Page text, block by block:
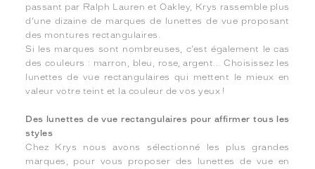
passant par Ralph Lauren et Oakley, Krys rassemble plus
d’une dizaine de marques de lunettes de vue proposant
des montures rectangulaires.
Si les marques sont nombreuses, c’est également le cas
des couleurs : marron, bleu, rose, argent... Choisissez les
lunettes de vue rectangulaires qui mettent le mieux en
valeur votre teint et la couleur de vos yeux !
Des lunettes de vue rectangulaires pour affirmer tous les
styles
Chez Krys nous avons sélectionné les plus grandes
marques, pour vous proposer des lunettes de vue en